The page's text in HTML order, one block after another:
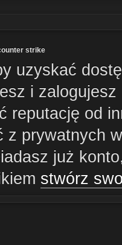
strike
uzyskać
i
reputację od
z prywatnych
już
stwórz